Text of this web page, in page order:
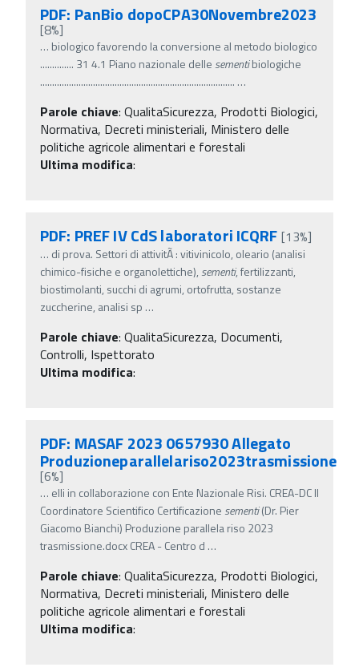
PDF: PanBio dopoCPA30Novembre2023
[8%]
… biologico favorendo la conversione al metodo biologico
.............. 31 4.1 Piano nazionale delle sementibiologiche
................................................................................. …
Parole chiave: QualitaSicurezza, Prodotti Biologici,
Normativa, Decreti ministeriali, Ministero delle
politiche agricole alimentari e forestali
Ultima modifica:
PDF: PREF IV CdS laboratori ICQRF [13%]
… di prova. Settori di attivitÃ : vitivinicolo, oleario (analisi
chimico-fisiche e organolettiche), sementi, fertilizzanti,
biostimolanti, succhi di agrumi, ortofrutta, sostanze
zuccherine, analisi sp …
Parole chiave: QualitaSicurezza, Documenti,
Controlli, Ispettorato
Ultima modifica:
PDF: MASAF 2023 0657930 Allegato
Produzioneparallelariso2023trasmissione
[6%]
… elli in collaborazione con Ente Nazionale Risi. CREA-DC Il
Coordinatore Scientifico Certificazione sementi(Dr. Pier
Giacomo Bianchi) Produzione parallela riso 2023
trasmissione.docx CREA - Centro d …
Parole chiave: QualitaSicurezza, Prodotti Biologici,
Normativa, Decreti ministeriali, Ministero delle
politiche agricole alimentari e forestali
Ultima modifica: